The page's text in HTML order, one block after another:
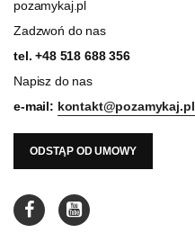
pozamykaj.pl
Zadzwoń do nas
tel.+48 518 688 356
Napisz do nas
e-mail: kontakt@pozamykaj.pl
ODSTĄP OD UMOWY